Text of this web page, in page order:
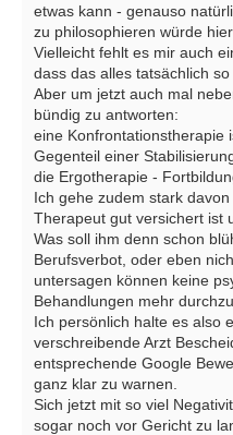
etwas kann - genauso
zu philosophieren würde
Vielleicht fehlt es mir auch
dass das alles tatsächlich
Aber um jetzt auch mal
bündig zu antworten:
eine Konfrontationstherapie
Gegenteil einer
die Ergotherapie -
Ich gehe zudem stark
Therapeut gut versichert ist
Was soll ihm denn schon
Berufsverbot, oder eben
untersagen können keine
Behandlungen mehr
Ich persönlich halte es also
verschreibende Arzt
entsprechende Google
ganz klar zu warnen.
Sich jetzt mit so viel
sogar noch vor Gericht zu